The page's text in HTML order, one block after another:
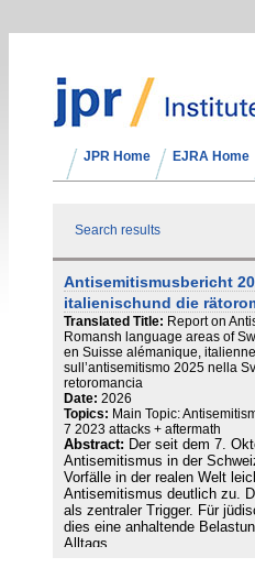
JPR Home EJRA Home
Search results
Antisemitismusbericht
italienischund die
Translated Title: Report on
Romansh language areas of
en Suisse alémanique,
sull’antisemitismo 2025 nella
retoromancia
Date: 2026
Topics: Main Topic:
7 2023 attacks + aftermath
Abstract: Der seit dem 7.
Antisemitismus in der
Vorfälle in der realen Welt
Antisemitismus deutlich zu.
als zentraler Trigger. Für
dies eine anhaltende
Alltags.